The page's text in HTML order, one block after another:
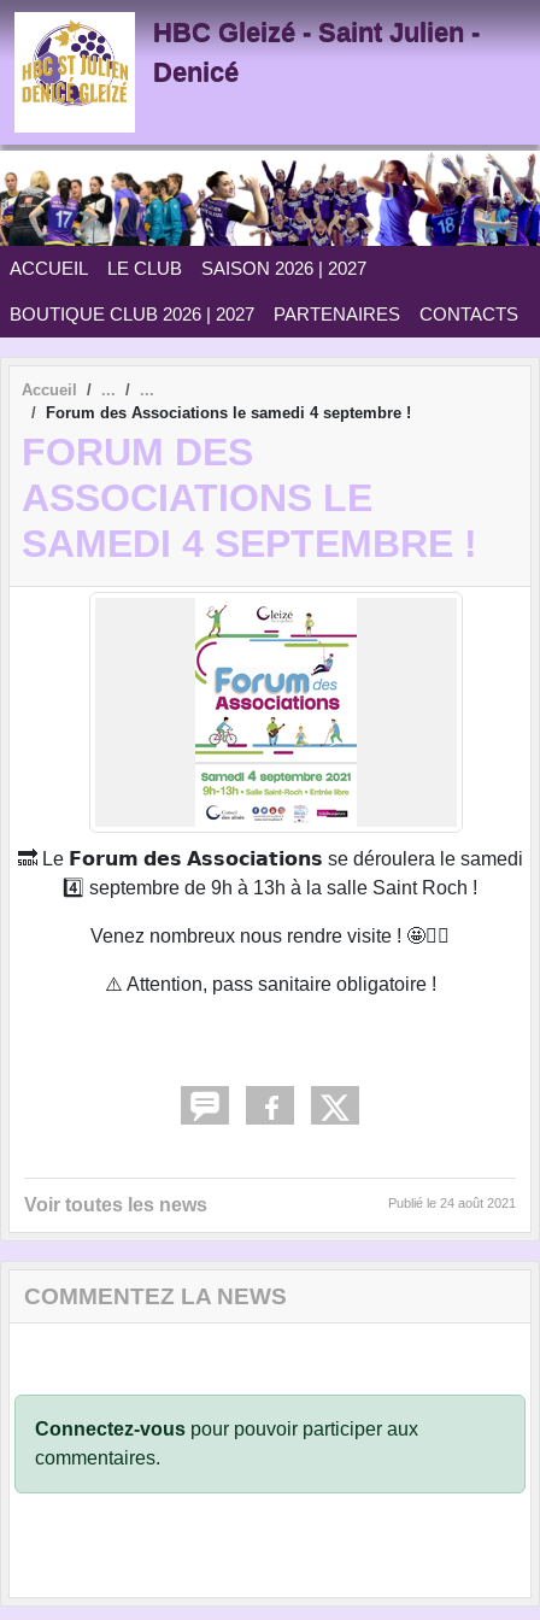
HBC Gleizé - Saint Julien -
Denicé
ACCUEIL LE CLUB SAISON 2026 | 2027
BOUTIQUE CLUB 2026 | 2027 PARTENAIRES CONTACTS
Accueil
Forum des Associations le samedi 4 septembre !
FORUM DES
ASSOCIATIONS LE
SAMEDI 4 SEPTEMBRE !
🔜 Le 𝗙𝗼𝗿𝘂𝗺 𝗱𝗲𝘀 𝗔𝘀𝘀𝗼𝗰𝗶𝗮𝘁𝗶𝗼𝗻𝘀 se déroulera le samedi
4️⃣ septembre de 9h à 13h à la salle Saint Roch !
Venez nombreux nous rendre visite ! 🤩🤾‍♀️
⚠️ Attention, pass sanitaire obligatoire !
Voir toutes les news Publié le 24 août 2021
COMMENTEZ LA NEWS
Connectez-vous pour pouvoir participer aux
commentaires.
Panneau de gestion des cookies